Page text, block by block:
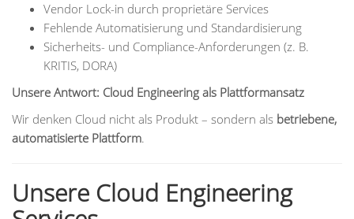
Vendor Lock-in durch proprietäre Services
Fehlende Automatisierung und Standardisierung
Sicherheits- und Compliance-Anforderungen (z. B.
KRITIS, DORA)
Unsere Antwort: Cloud Engineering als Plattformansatz
Wir denken Cloud nicht als Produkt – sondern als betriebene,
automatisierte Plattform.
Unsere Cloud Engineering